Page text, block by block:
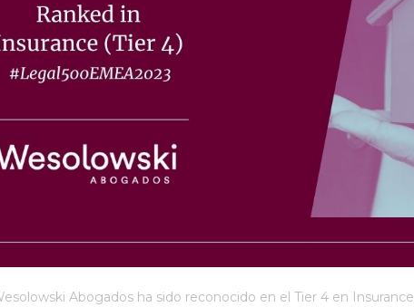
Abogados ha sido reconocido en el Tier 4 en